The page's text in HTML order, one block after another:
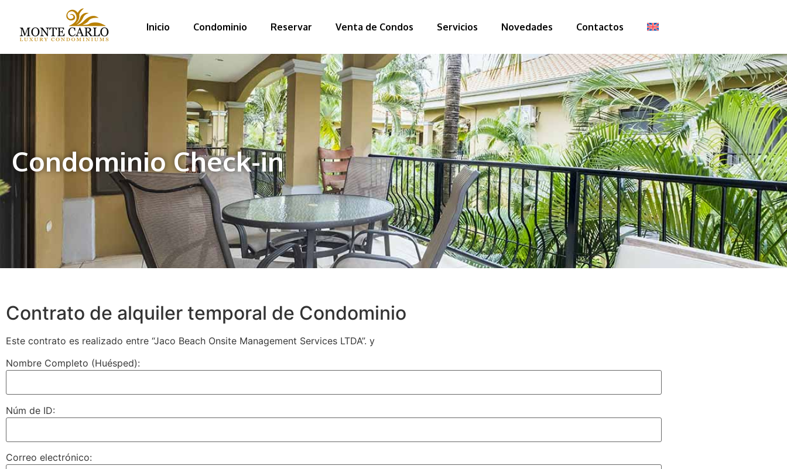
Inicio Condominio Reservar Venta de Condos Servicios Novedades Contactos
Condominio Check-in
Contrato de alquiler temporal de Condominio
Este contrato es realizado entre “Jaco Beach Onsite Management Services LTDA”. y
Nombre Completo (Huésped):
Núm de ID:
Correo electrónico: